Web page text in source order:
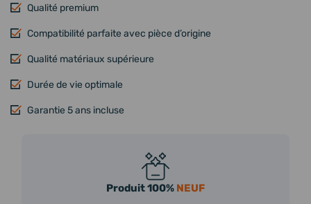
Qualité premium
Compatibilité parfaite avec pièce d’origine
Qualité matériaux supérieure
Durée de vie optimale
Garantie 5 ans incluse
Produit 100% NEUF